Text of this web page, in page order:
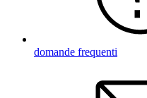
domande frequenti